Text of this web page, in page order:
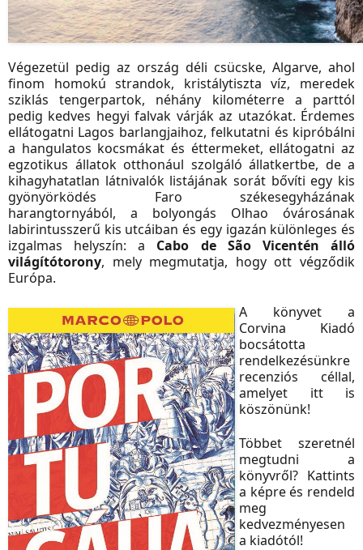
Végezetül pedig az ország déli csücske, Algarve, ahol
finom homokú strandok, kristálytiszta víz, meredek
sziklás tengerpartok, néhány kilométerre a parttól
pedig kedves hegyi falvak várják az utazókat. Érdemes
ellátogatni Lagos barlangjaihoz, felkutatni és kipróbálni
a hangulatos kocsmákat és éttermeket, ellátogatni az
egzotikus állatok otthonául szolgáló állatkertbe, de a
kihagyhatatlan látnivalók listájának sorát bővíti egy kis
gyönyörködés Faro székesegyházának
harangtornyából, a bolyongás Olhao óvárosának
labirintusszerű kis utcáiban és egy igazán különleges és
izgalmas helyszín: a Cabo de São Vicentén álló
világítótorony, mely megmutatja, hogy ott végződik
Európa.
A könyvet a
Corvina Kiadó
bocsátotta
rendelkezésünkre
recenziós céllal,
amelyet itt is
köszönünk!
Többet szeretnél
megtudni a
könyvről? Kattints
a képre és rendeld
meg
kedvezményesen
a kiadótól!